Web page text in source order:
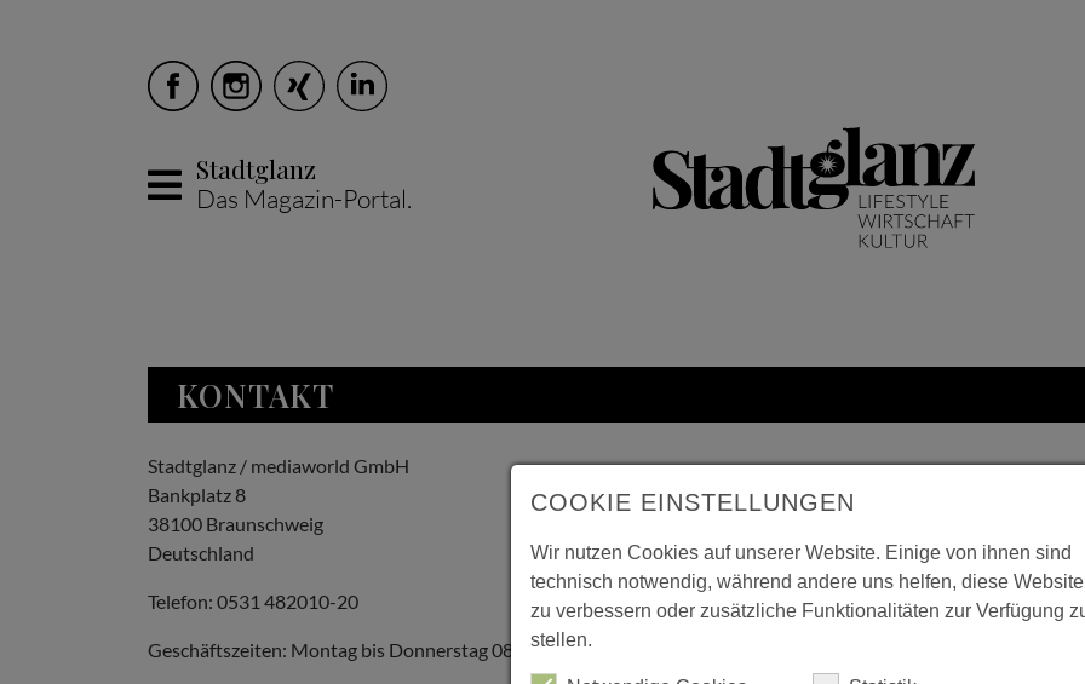
Stadtglanz
Das Magazin-Portal.
KONTAKT
Stadtglanz / mediaworld GmbH
Bankplatz 8
38100 Braunschweig
Deutschland
Telefon: 0531 482010-20
Geschäftszeiten: Montag bis Donnerstag 08:00 bis 18:00; Freitag 08:00 bis 15:00
COOKIE EINSTELLUNGEN
Wir nutzen Cookies auf unserer Website. Einige von ihnen sind
technisch notwendig, während andere uns helfen, diese Website
zu verbessern oder zusätzliche Funktionalitäten zur Verfügung
stellen.